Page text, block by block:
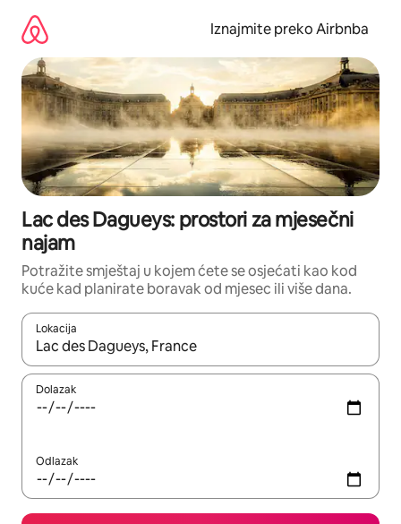
sadržaj
Iznajmite preko Airbnba
Lac des Dagueys: prostori za mjesečni
najam
Potražite smještaj u kojem ćete se osjećati kao kod
kuće kad planirate boravak od mjesec ili više dana.
Lokacija
Kada budu dostupni rezultati, moći ćete ih pregledati
Dolazak
Odlazak